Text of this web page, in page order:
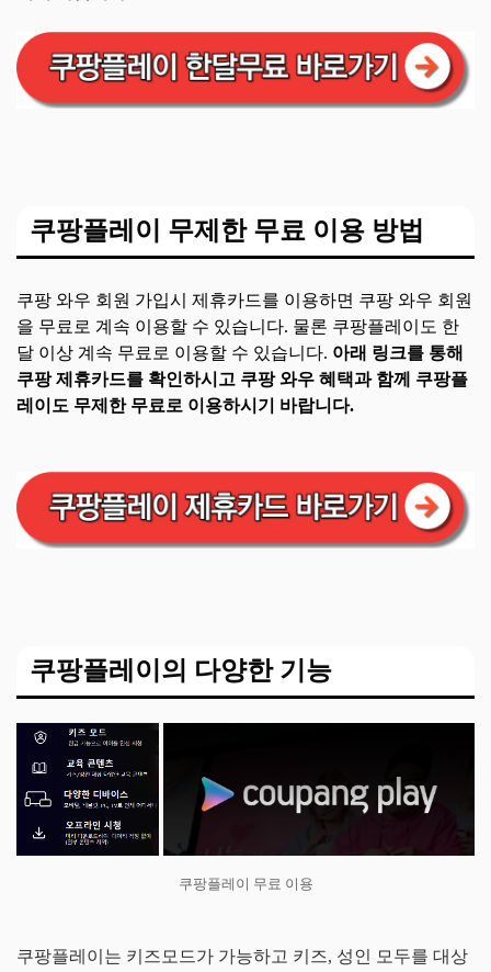
쿠팡플레이 무제한 무료 이용 방법
쿠팡 와우 회원 가입시 제휴카드를 이용하면 쿠팡 와우 회원
을 무료로 계속 이용할 수 있습니다. 물론 쿠팡플레이도 한
달 이상 계속 무료로 이용할 수 있습니다. 아래 링크를 통해
쿠팡 제휴카드를 확인하시고 쿠팡 와우 혜택과 함께 쿠팡플
레이도 무제한 무료로 이용하시기 바랍니다.
쿠팡플레이의 다양한 기능
쿠팡플레이 무료 이용
쿠팡플레이는 키즈모드가 가능하고 키즈, 성인 모두를 대상